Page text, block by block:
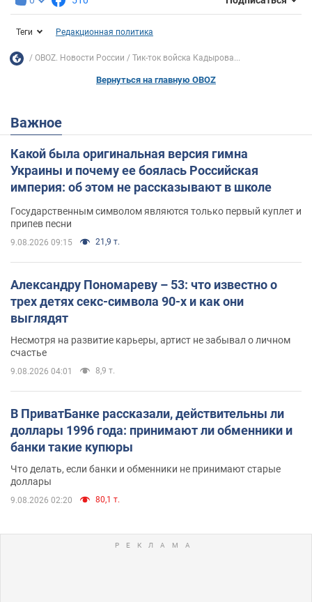
Теги Редакционная политика
OBOZ. Новости России Тик-ток войска Кадырова...
Вернуться на главную OBOZ
Важное
Какой была оригинальная версия гимна
Украины и почему ее боялась Российская
империя: об этом не рассказывают в школе
Государственным символом являются только первый куплет и
припев песни
9.08.2026 09:15 21,9 т.
Александру Пономареву – 53: что известно о
трех детях секс-символа 90-х и как они
выглядят
Несмотря на развитие карьеры, артист не забывал о личном
счастье
9.08.2026 04:01 8,9 т.
В ПриватБанке рассказали, действительны ли
доллары 1996 года: принимают ли обменники и
банки такие купюры
Что делать, если банки и обменники не принимают старые
доллары
9.08.2026 02:20 80,1 т.